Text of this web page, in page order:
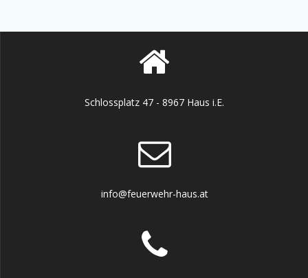
Schlossplatz 47 - 8967 Haus i.E.
info@feuerwehr-haus.at